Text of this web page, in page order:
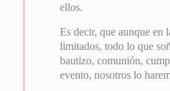
ellos.
Es decir, que aunque en
limitados, todo lo que
bautizo, comunión,
evento, nosotros lo